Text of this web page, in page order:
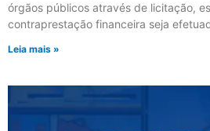
órgãos públicos através de licitação,
contraprestação financeira seja
Leia mais »